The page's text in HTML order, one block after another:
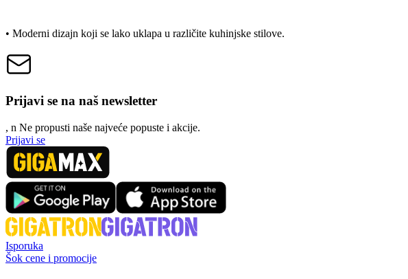
• Moderni dizajn koji se lako uklapa u različite kuhinjske stilove.
Prijavi se na naš newsletter
, n Ne propusti naše najveće popuste i akcije.
Prijavi se
Isporuka
Šok cene i promocije